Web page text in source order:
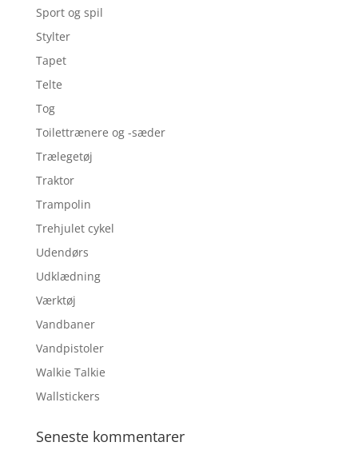
Sport og spil
Stylter
Tapet
Telte
Tog
Toilettrænere og -sæder
Trælegetøj
Traktor
Trampolin
Trehjulet cykel
Udendørs
Udklædning
Værktøj
Vandbaner
Vandpistoler
Walkie Talkie
Wallstickers
Seneste kommentarer